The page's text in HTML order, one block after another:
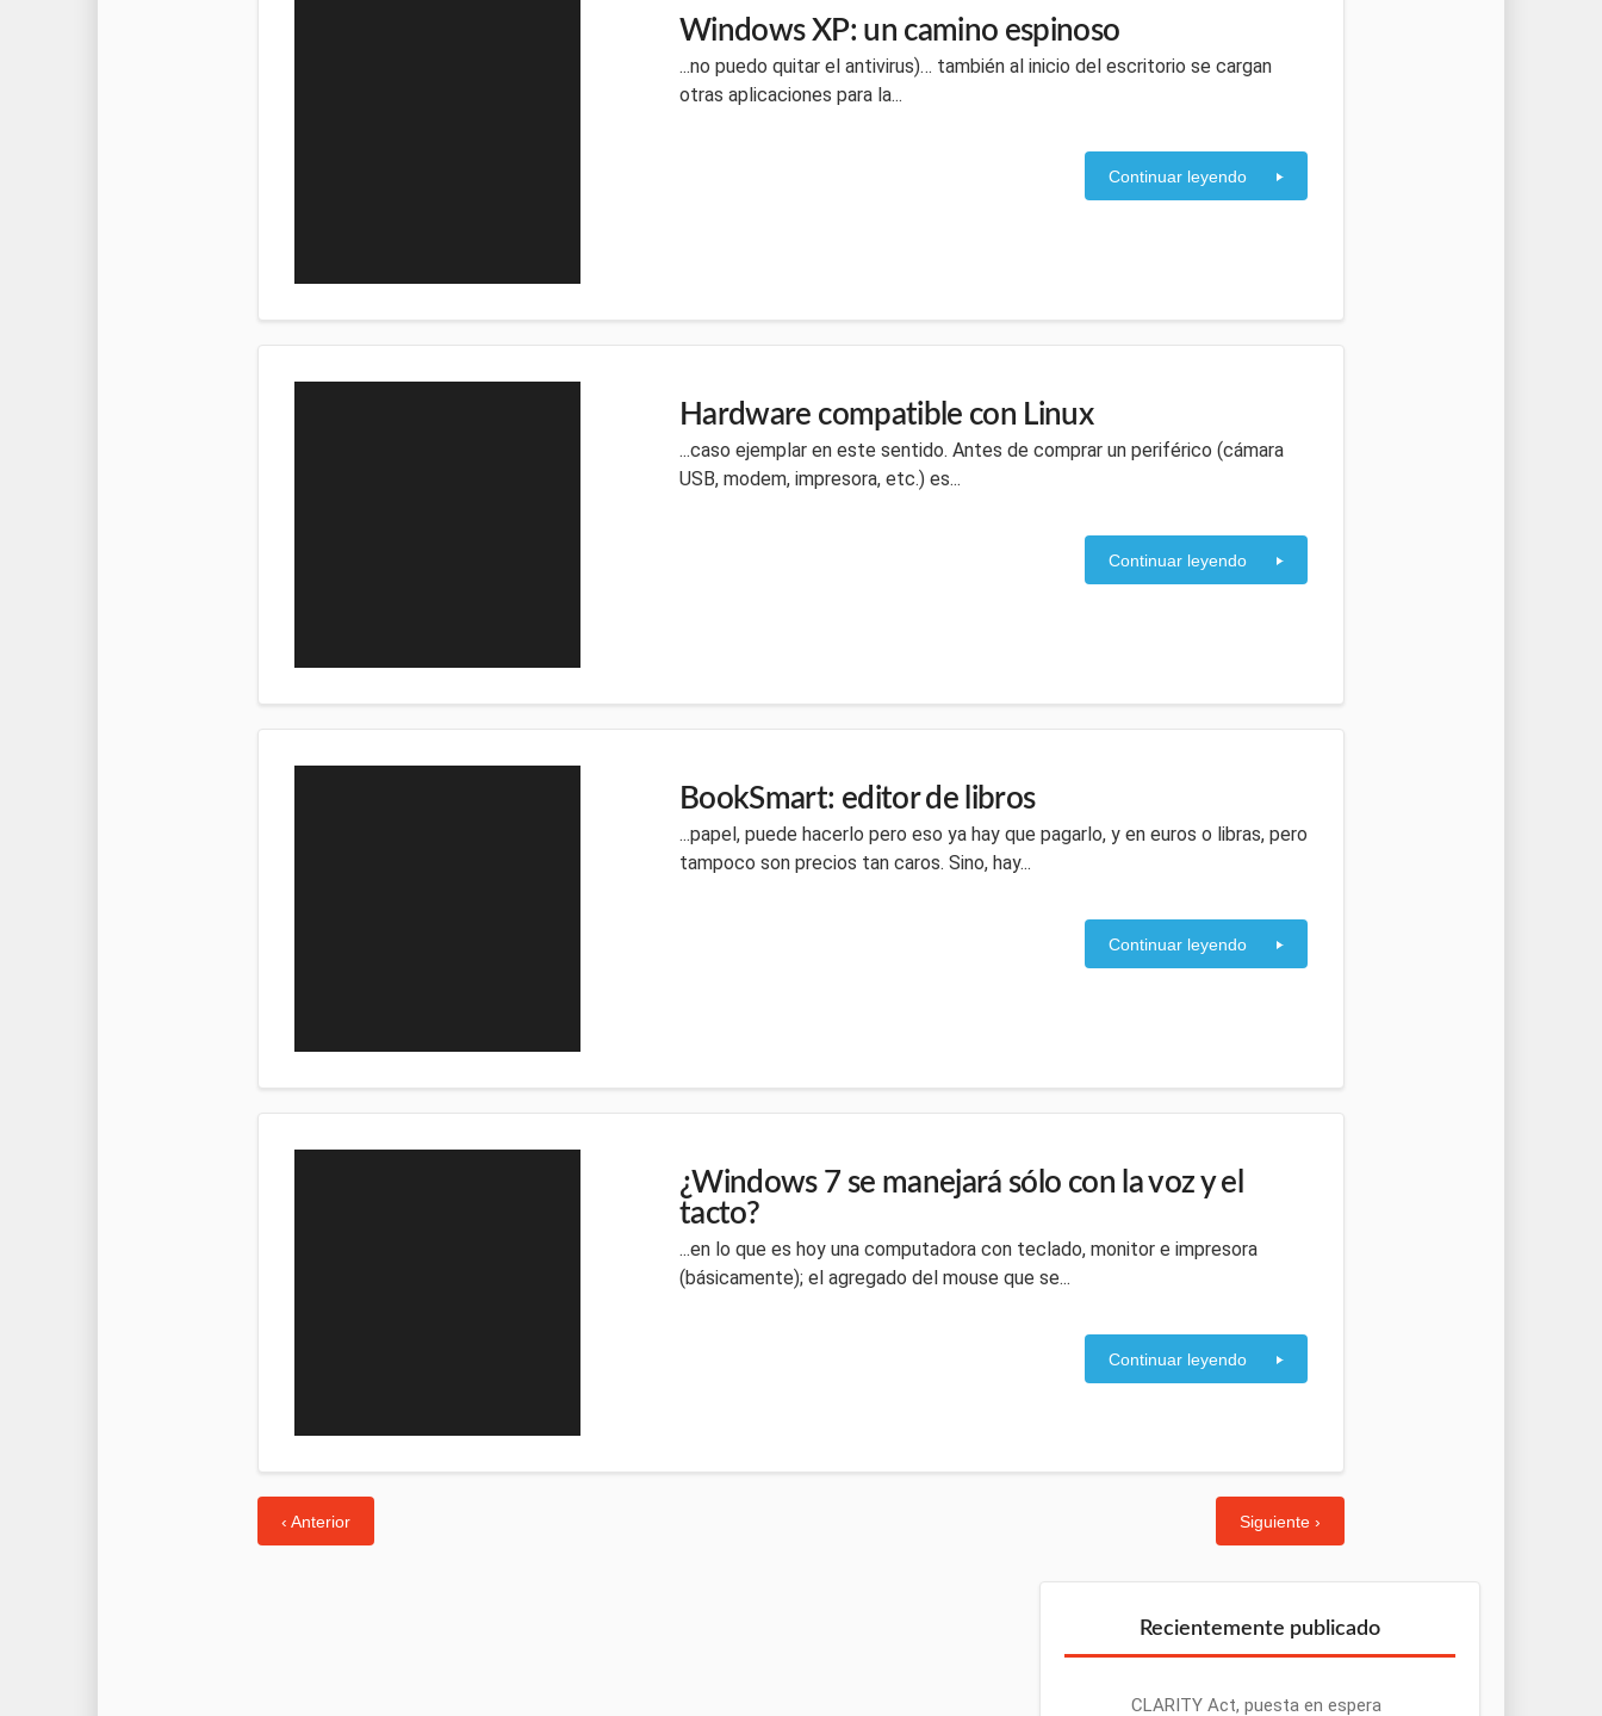
Windows XP: un camino espinoso
...no puedo quitar el antivirus)… también al inicio del escritorio se cargan
otras aplicaciones para la...
Continuar leyendo
Hardware compatible con Linux
...caso ejemplar en este sentido. Antes de comprar un periférico (cámara
USB, modem, impresora, etc.) es...
Continuar leyendo
BookSmart: editor de libros
...papel, puede hacerlo pero eso ya hay que pagarlo, y en euros o libras, pero
tampoco son precios tan caros. Sino, hay...
Continuar leyendo
¿Windows 7 se manejará sólo con la voz y el
tacto?
...en lo que es hoy una computadora con teclado, monitor e impresora
(básicamente); el agregado del mouse que se...
Continuar leyendo
‹ Anterior Siguiente ›
Recientemente publicado
CLARITY Act, puesta en espera